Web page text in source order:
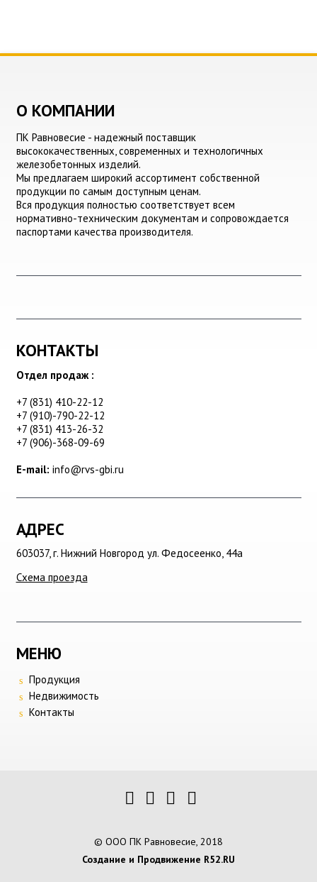
О КОМПАНИИ
ПК Равновесие - надежный поставщик
высококачественных, современных и технологичных
железобетонных изделий.
Мы предлагаем широкий ассортимент собственной
продукции по самым доступным ценам.
Вся продукция полностью соответствует всем
нормативно-техническим документам и сопровождается
паспортами качества производителя.
КОНТАКТЫ
Отдел продаж :
+7 (831) 410-22-12
+7 (910)-790-22-12
+7 (831) 413-26-32
+7 (906)-368-09-69
E-mail: info@rvs-gbi.ru
АДРЕС
603037, г. Нижний Новгород ул. Федосеенко, 44а
Схема проезда
МЕНЮ
Продукция
Недвижимость
Контакты
© ООО ПК Равновесие, 2018
Создание и Продвижение R52.RU